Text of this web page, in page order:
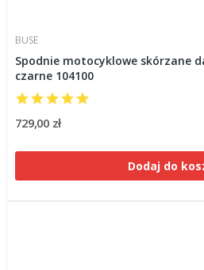
BUSE
Spodnie motocyklowe skórzane
czarne 104100
729,00 zł
Dodaj do